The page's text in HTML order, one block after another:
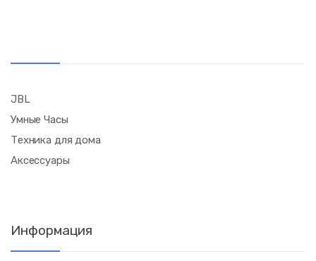
JBL
Умные Часы
Техника для дома
Аксессуары
Информация